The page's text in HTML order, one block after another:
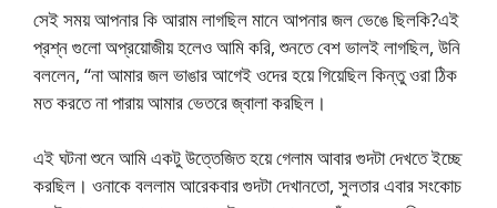
সেই সময় আপনার কি আরাম লাগছিল মানে আপনার জল ভেঙে ছিলকি?এই
প্রশ্ন গুলো অপ্রয়োজীয় হলেও আমি করি, শুনতে বেশ ভালই লাগছিল, উনি
বললেন, “না আমার জল ভাঙার আগেই ওদের হয়ে গিয়েছিল কিন্তু ওরা ঠিক
মত করতে না পারায় আমার ভেতরে জ্বালা করছিল।
এই ঘটনা শুনে আমি একটু উত্তেজিত হয়ে গেলাম আবার গুদটা দেখতে ইচ্ছে
করছিল। ওনাকে বললাম আরেকবার গুদটা দেখানতো, সুলতার এবার সংকোচ